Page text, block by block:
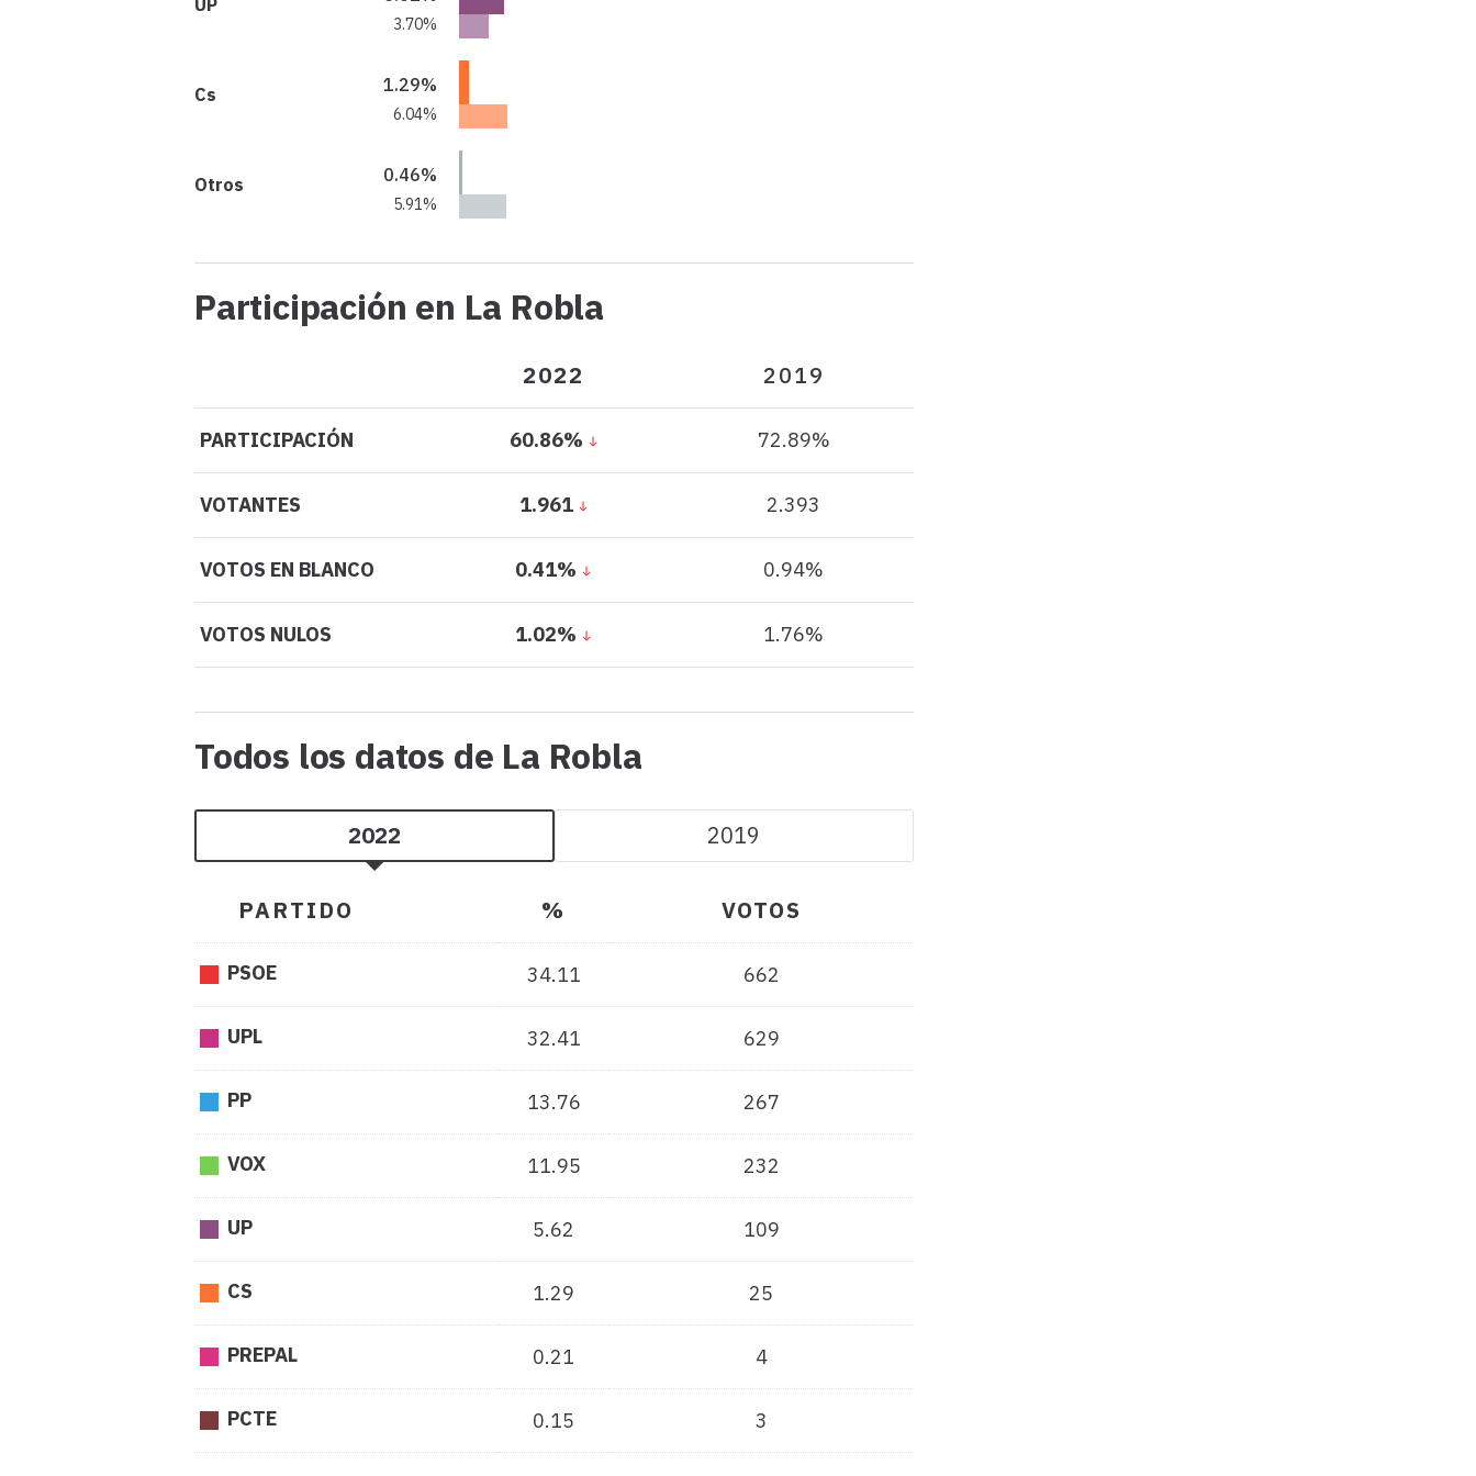
UP
3.70%
Cs 1.29%
6.04%
Otros 0.46%
5.91%
Participación en La Robla
Robla
2022 2019
PARTICIPACIÓN 60.86% 72.89%
VOTANTES 1.961 2.393
VOTOS EN BLANCO 0.41% 0.94%
VOTOS NULOS 1.02% 1.76%
Todos los datos de La Robla
datos
de
Robla
2022 2019
PARTIDO % VOTOS
PSOE 34.11 662
UPL 32.41 629
PP 13.76 267
VOX 11.95 232
UP 5.62 109
CS 1.29 25
PREPAL 0.21 4
PCTE 0.15 3